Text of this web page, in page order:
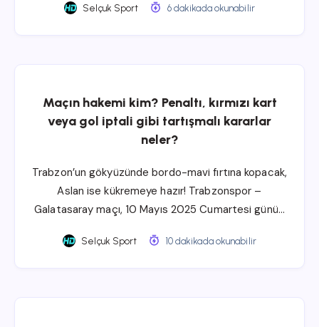
Selçuk Sport 6 dakikada okunabilir
Maçın hakemi kim? Penaltı, kırmızı kart
veya gol iptali gibi tartışmalı kararlar
neler?
Trabzon’un gökyüzünde bordo-mavi fırtına kopacak,
Aslan ise kükremeye hazır! Trabzonspor –
Galatasaray maçı, 10 Mayıs 2025 Cumartesi günü…
Selçuk Sport 10 dakikada okunabilir